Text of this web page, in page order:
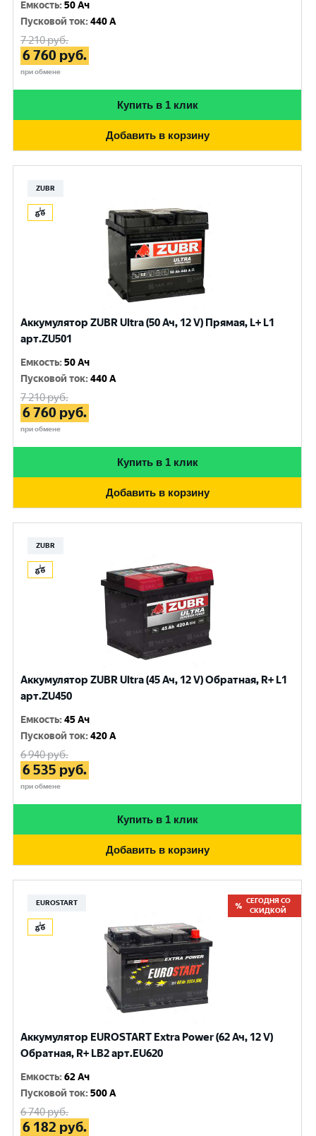
Емкость:50 Ач
Пусковой ток:440 A
7 210руб.
6 760 руб.
при обмене
Купить в 1 клик
Добавить в корзину
ZUBR
Аккумулятор ZUBR Ultra (50 Ач, 12 V) Прямая, L+ L1
арт.ZU501
Емкость:50 Ач
Пусковой ток:440 A
7 210руб.
6 760 руб.
при обмене
Купить в 1 клик
Добавить в корзину
ZUBR
Аккумулятор ZUBR Ultra (45 Ач, 12 V) Обратная, R+ L1
арт.ZU450
Емкость:45 Ач
Пусковой ток:420 A
6 940руб.
6 535 руб.
при обмене
Купить в 1 клик
Добавить в корзину
EUROSTART
СЕГОДНЯ СО
СКИДКОЙ
Аккумулятор EUROSTART Extra Power (62 Ач, 12 V)
Обратная, R+ LB2 арт.EU620
Емкость:62 Ач
Пусковой ток:500 A
6 740руб.
6 182 руб.